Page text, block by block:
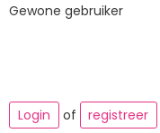
Gewone gebruiker
Login of registreer